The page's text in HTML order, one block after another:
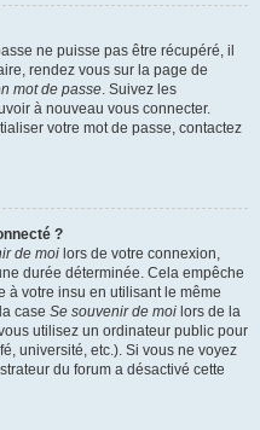
ne puisse pas être récupéré, il
rendez vous sur la page de
mot de passe. Suivez les
à nouveau vous connecter.
votre mot de passe, contactez
?
de moi lors de votre connexion,
durée déterminée. Cela empêche
à votre insu en utilisant le même
case Se souvenir de moi lors de la
utilisez un ordinateur public pour
université, etc.). Si vous ne voyez
du forum a désactivé cette